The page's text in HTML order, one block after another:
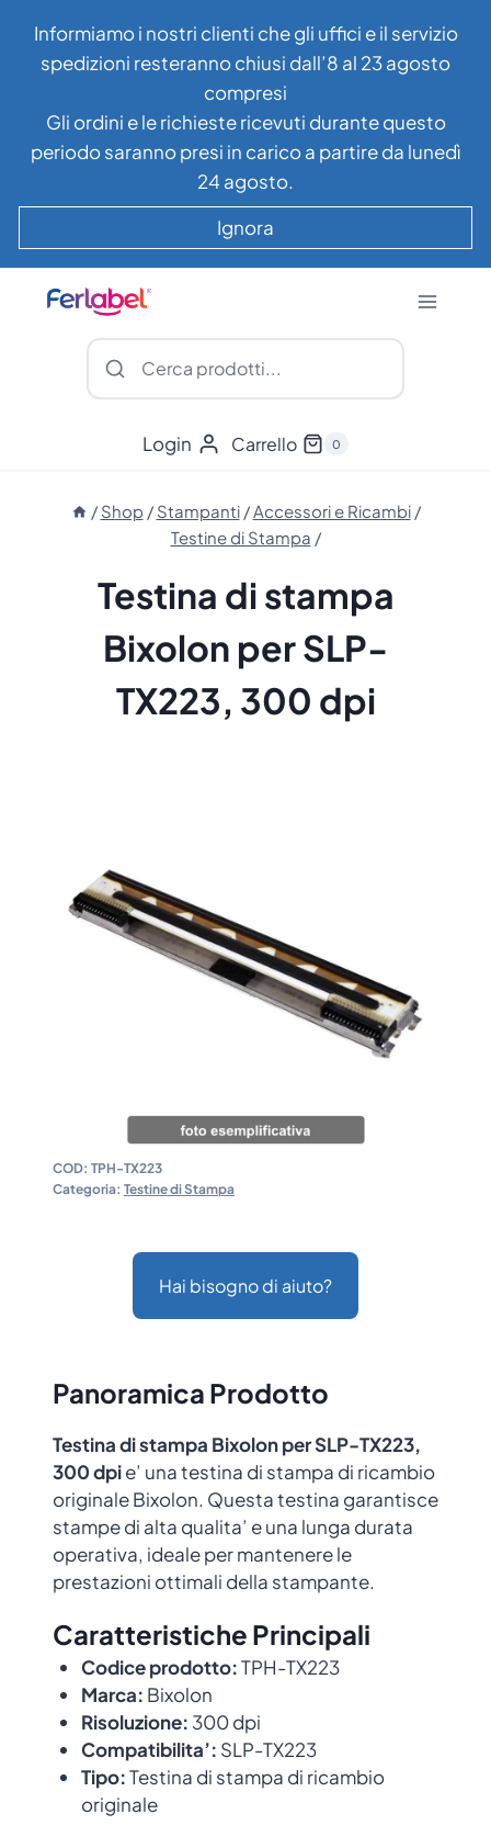
contenuto
Informiamo i nostri clienti che gli uffici e il servizio
spedizioni resteranno chiusi dall’8 al 23 agosto
compresi
Gli ordini e le richieste ricevuti durante questo
periodo saranno presi in carico a partire da lunedì
24 agosto.
Ignora
Login Carrello 0
/ Shop / Stampanti /Accessori e Ricambi /
Testine di Stampa /
Testina di stampa
Bixolon per SLP-
TX223, 300 dpi
COD: TPH-TX223
Categoria: Testine di Stampa
Hai bisogno di aiuto?
Panoramica Prodotto
Testina di stampa Bixolon per SLP-TX223,
300 dpie’ una testina di stampa di ricambio
originale Bixolon. Questa testina garantisce
stampe di alta qualita’ e una lunga durata
operativa, ideale per mantenere le
prestazioni ottimali della stampante.
Caratteristiche Principali
Codice prodotto:TPH-TX223
Marca: Bixolon
Risoluzione: 300 dpi
Compatibilita’: SLP-TX223
Tipo:Testina di stampa di ricambio
originale